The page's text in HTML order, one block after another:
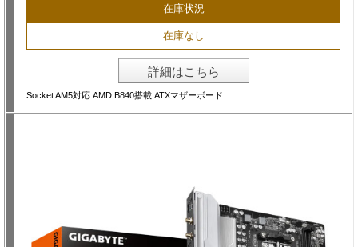
在庫状況
在庫なし
詳細はこちら
Socket AM5対応 AMD B840搭載 ATXマザーボード